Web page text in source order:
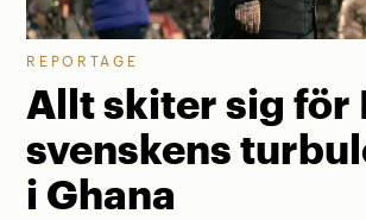
REPORTAGE
Allt skiter sig för
svenskens
i Ghana